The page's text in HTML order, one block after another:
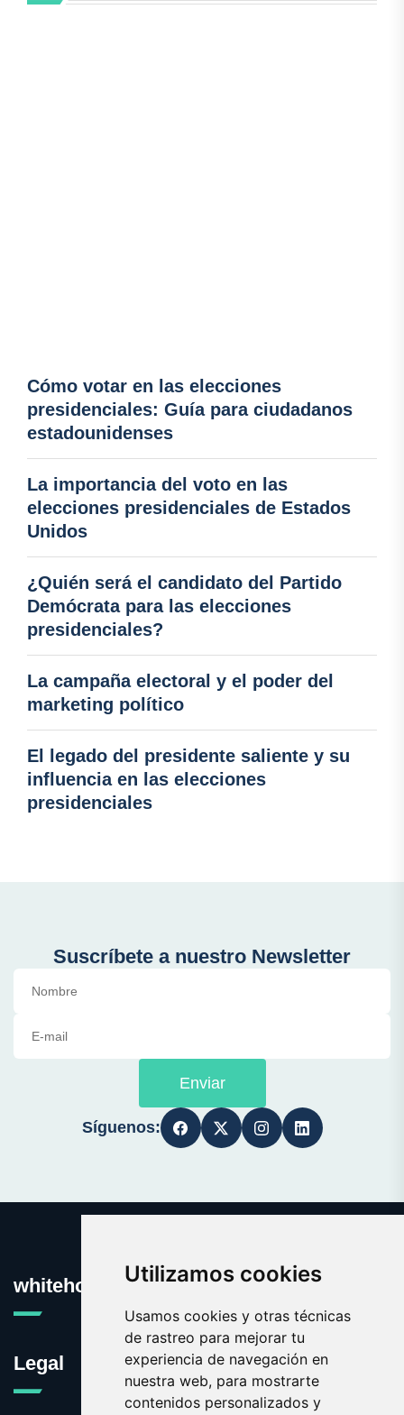
Utilizamos cookies
Usamos cookies y otras técnicas
de rastreo para mejorar tu
experiencia de navegación en
nuestra web, para mostrarte
contenidos personalizados y
Cómo votar en las elecciones
presidenciales: Guía para ciudadanos
estadounidenses
La importancia del voto en las
elecciones presidenciales de Estados
Unidos
¿Quién será el candidato del Partido
Demócrata para las elecciones
presidenciales?
La campaña electoral y el poder del
marketing político
El legado del presidente saliente y su
influencia en las elecciones
presidenciales
Suscríbete a nuestro Newsletter
Enviar
Síguenos:
whitehouse.es
Legal